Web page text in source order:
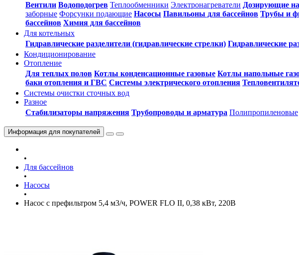
Вентили Водоподогрев Теплообменники Электронагреватели Дозирующие
заборные Форсунки подающие Насосы Павильоны для бассейнов Трубы и
бассейнов Химия для бассейнов
Для котельных
Гидравлические разделители (гидравлические стрелки) Гидравлические
Кондиционирование
Отопление
Для теплых полов Котлы конденсационные газовые Котлы напольные
баки отопления и ГВС Системы электрического отопления
Системы очистки сточных вод
Разное
Стабилизаторы напряжения Трубопроводы и арматура Полипропиленовые
Информация для покупателей
•
Для бассейнов
•
Насосы
•
Насос c префильтром 5,4 м3/ч, POWER FLO II, 0,38 кВт, 220В